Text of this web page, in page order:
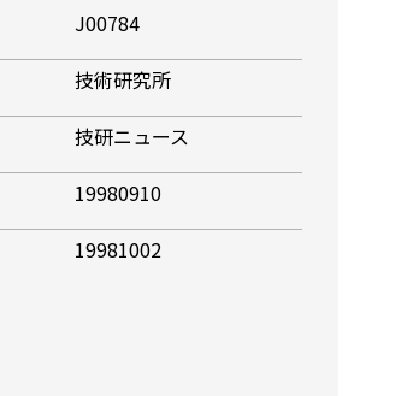
J00784
技術研究所
技研ニュース
19980910
19981002